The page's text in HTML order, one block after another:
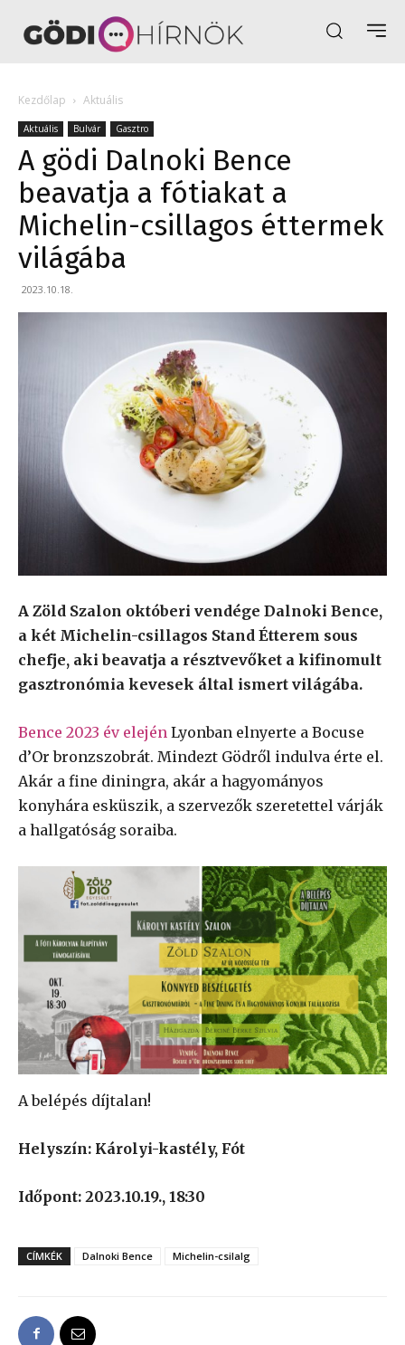
Kezdőlap Aktuális
Aktuális Bulvár Gasztro
A gödi Dalnoki Bence
beavatja a fótiakat a
Michelin-csillagos éttermek
világába
2023.10.18.
A Zöld Szalon októberi vendége Dalnoki Bence,
a két Michelin-csillagos Stand Étterem sous
chefje, aki beavatja a résztvevőket a kifinomult
gasztronómia kevesek által ismert világába.
Bence 2023 év elején Lyonban elnyerte a Bocuse
d’Or bronzszobrát. Mindezt Gödről indulva érte el.
Akár a fine diningra, akár a hagyományos
konyhára esküszik, a szervezők szeretettel várják
a hallgatóság soraiba.
A belépés díjtalan!
Helyszín: Károlyi-kastély, Fót
Időpont: 2023.10.19., 18:30
CÍMKÉK Dalnoki Bence Michelin-csilalg